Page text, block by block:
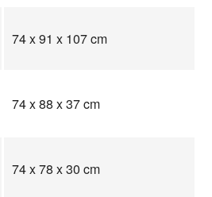
74 x 91 x 107 cm
74 x 88 x 37 cm
74 x 78 x 30 cm